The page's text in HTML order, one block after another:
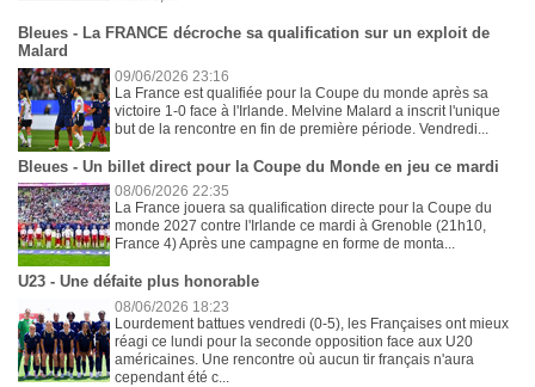
Bleues - La FRANCE décroche sa qualification sur un exploit de
Malard
09/06/2026 23:16
La France est qualifiée pour la Coupe du monde après sa
victoire 1-0 face à l'Irlande. Melvine Malard a inscrit l'unique
but de la rencontre en fin de première période. Vendredi...
Bleues - Un billet direct pour la Coupe du Monde en jeu ce mardi
08/06/2026 22:35
La France jouera sa qualification directe pour la Coupe du
monde 2027 contre l'Irlande ce mardi à Grenoble (21h10,
France 4) Après une campagne en forme de monta...
U23 - Une défaite plus honorable
08/06/2026 18:23
Lourdement battues vendredi (0-5), les Françaises ont mieux
réagi ce lundi pour la seconde opposition face aux U20
américaines. Une rencontre où aucun tir français n'aura
cependant été c...